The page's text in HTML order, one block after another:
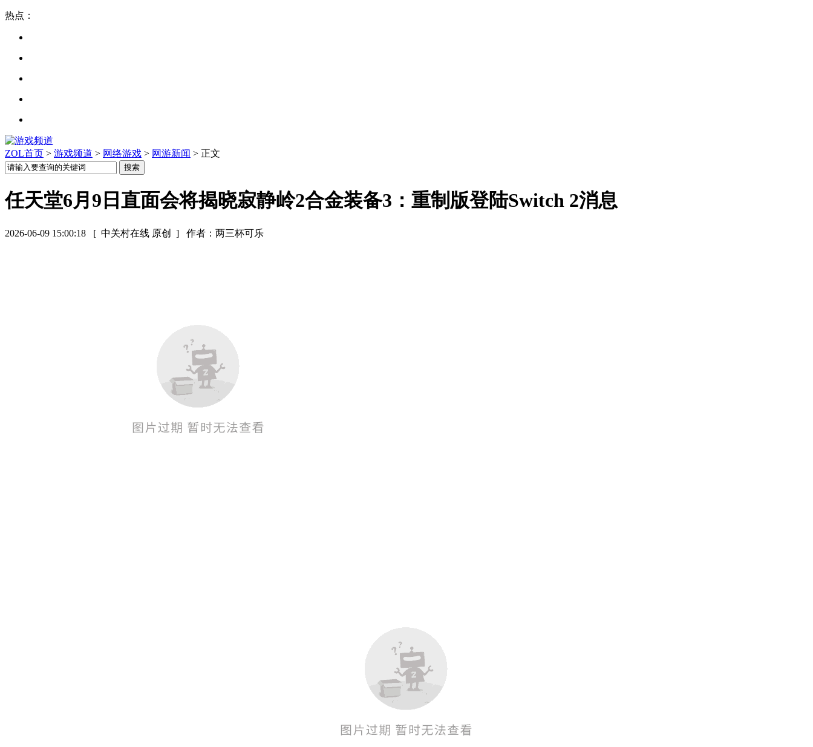
热点：
ZOL首页 > 游戏频道 > 网络游戏 > 网游新闻 > 正文
任天堂6月9日直面会将揭晓寂静岭2合金装备3：重制版登陆Switch 2消息
2026-06-09 15:00:18 [ 中关村在线 原创 ] 作者：两三杯可乐